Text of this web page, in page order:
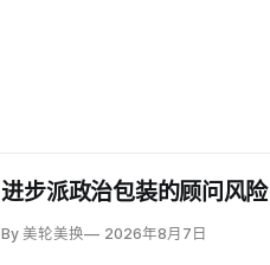
进步派政治包装的顾问风险
By 美轮美换 2026年8月7日